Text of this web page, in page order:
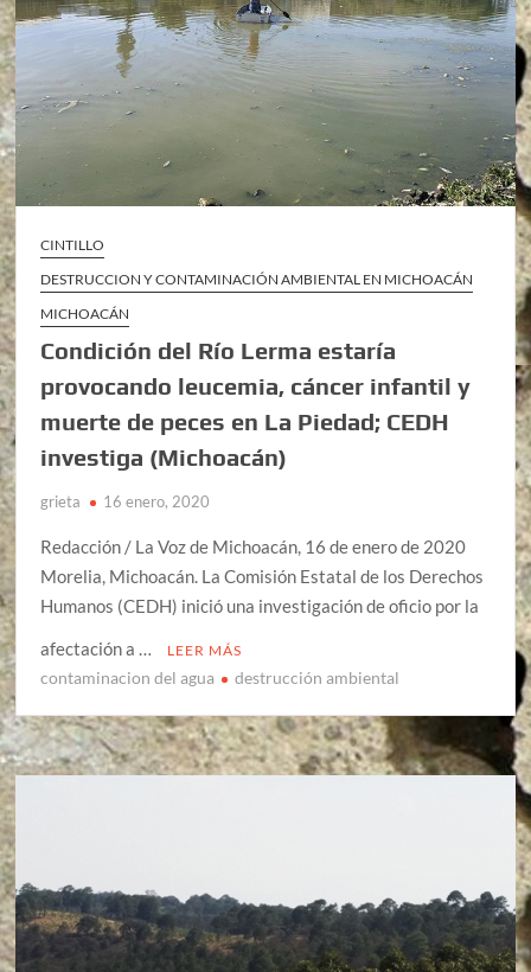
CINTILLO
DESTRUCCION Y CONTAMINACIÓN AMBIENTAL EN MICHOACÁN
MICHOACÁN
Condición del Río Lerma estaría
provocando leucemia, cáncer infantil y
muerte de peces en La Piedad; CEDH
investiga (Michoacán)
grieta 16 enero, 2020
Redacción / La Voz de Michoacán, 16 de enero de 2020
Morelia, Michoacán. La Comisión Estatal de los Derechos
Humanos (CEDH) inició una investigación de oficio por la
afectación a …
LEER MÁS
contaminacion del agua destrucción ambiental